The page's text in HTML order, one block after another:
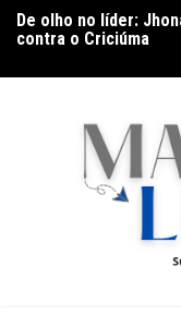
para
conteúdo
De olho no líder:
contra o Criciúma